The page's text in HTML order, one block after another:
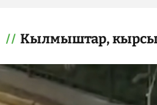
Кылмыштар,